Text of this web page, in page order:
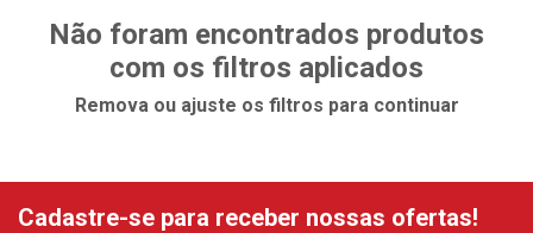
Não foram encontrados produtos
com os filtros aplicados
Remova ou ajuste os filtros para continuar
Cadastre-se para receber nossas ofertas!